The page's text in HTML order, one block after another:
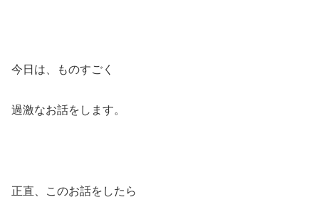
今日は、ものすごく
過激なお話をします。
正直、このお話をしたら